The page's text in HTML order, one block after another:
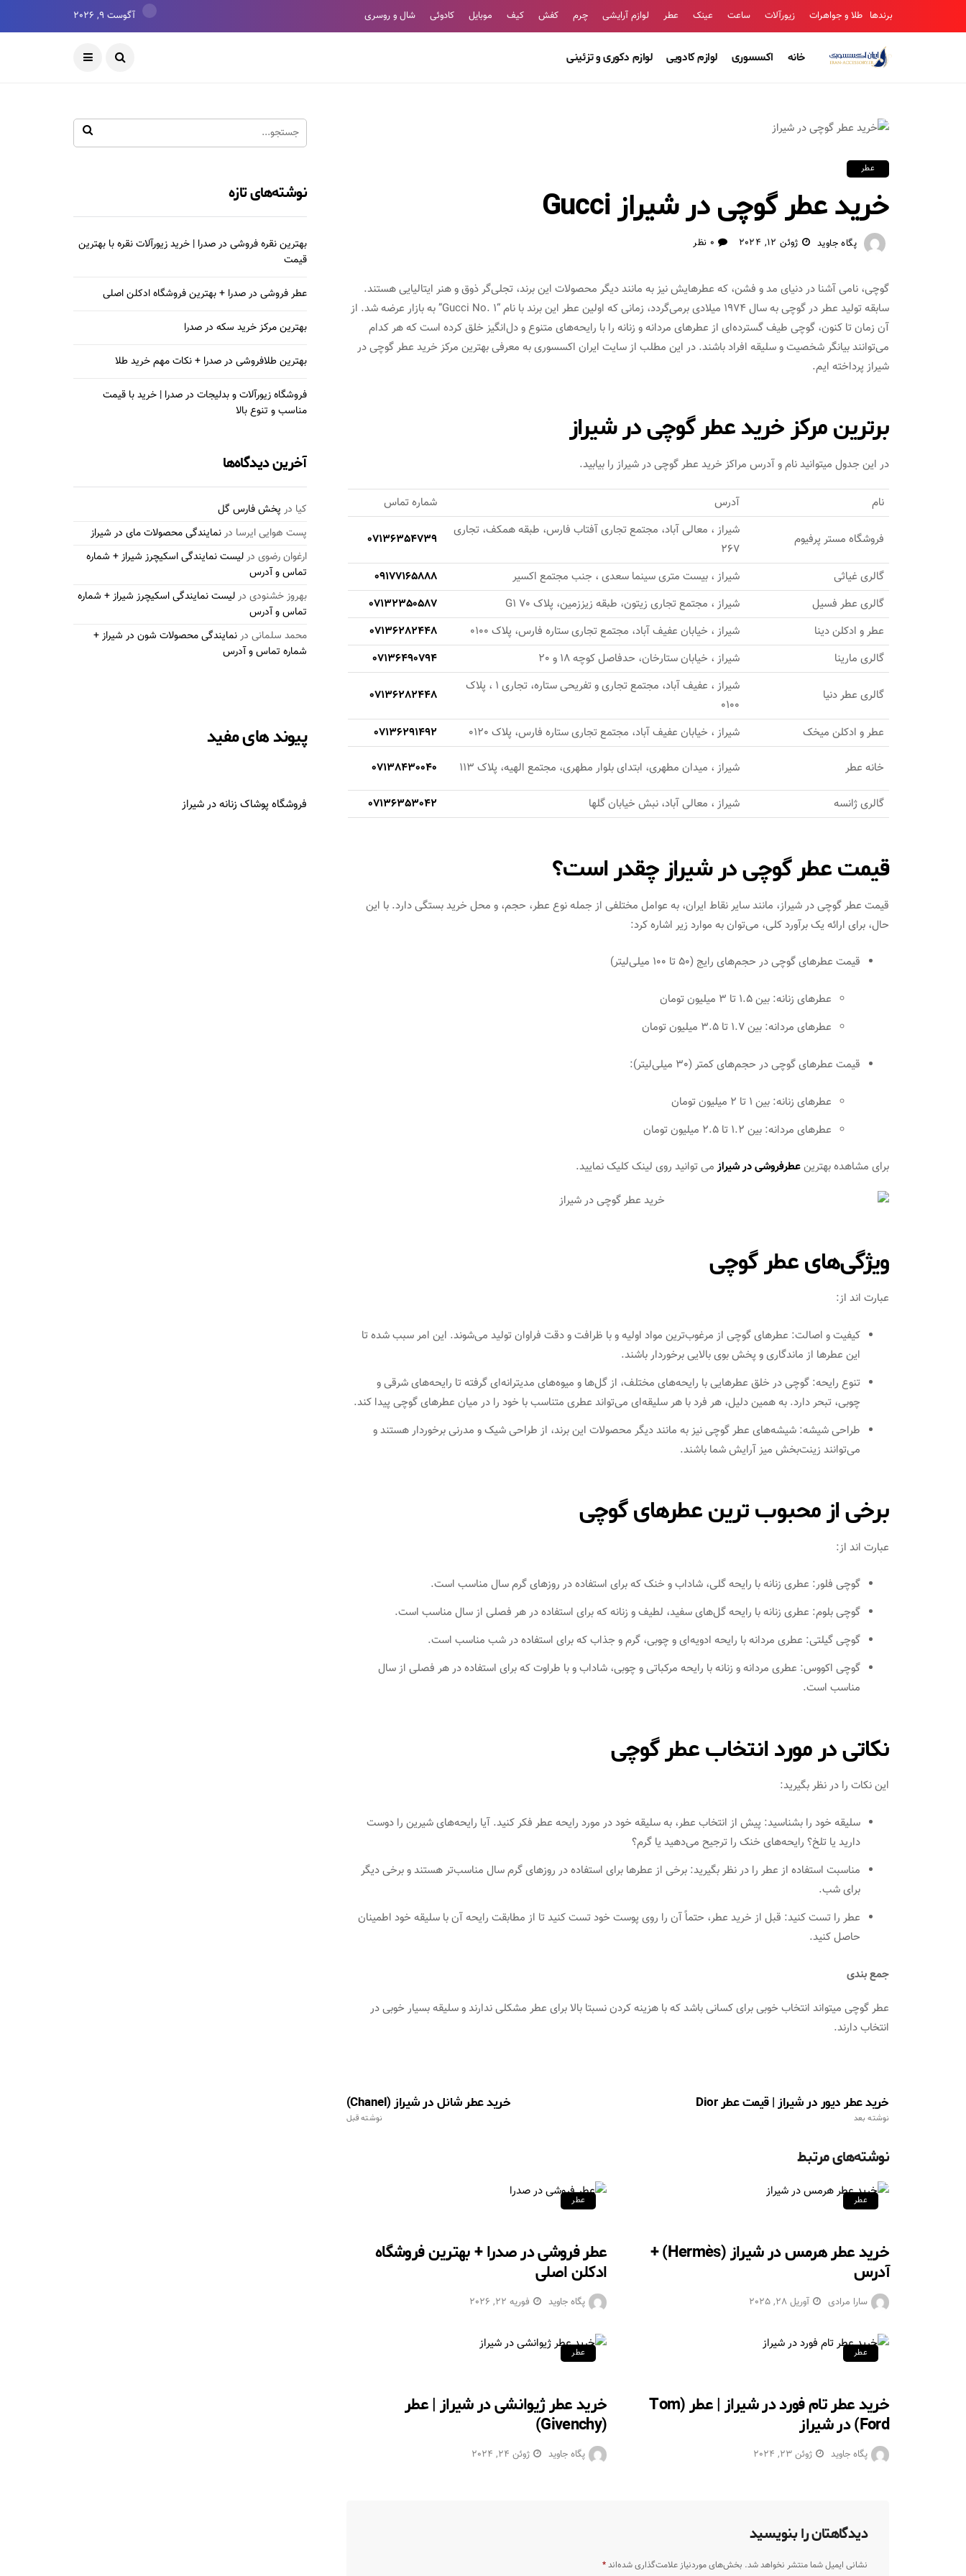
برندها طلا و جواهرات زیورآلات ساعت عینک عطر لوازم آرایشی چرم کفش کیف موبایل کادوئی شال و روسری آگوست 9, 2026
خانه اکسسوری لوازم کادویی لوازم دکوری و تزئینی
عطر
خرید عطر گوچی در شیراز Gucci
پگاه جاوید ژوئن 12, 2024 0 نظر
گوچی، نامی آشنا در دنیای مد و فشن، که عطرهایش نیز به مانند دیگر محصولات این برند، تجلی‌گر ذوق و هنر ایتالیایی هستند.
سابقه تولید عطر در گوچی به سال 1974 میلادی برمی‌گردد، زمانی که اولین عطر این برند با نام “Gucci No. 1” به بازار عرضه شد. از
آن زمان تا کنون، گوچی طیف گسترده‌ای از عطرهای مردانه و زنانه را با رایحه‌های متنوع و دل‌انگیز خلق کرده است که هر کدام
می‌توانند بیانگر شخصیت و سلیقه افراد باشند. در این مطلب از سایت ایران اکسسوری به معرفی بهترین مرکز خرید عطر گوچی در
شیراز پرداخته ایم.
برترین مرکز خرید عطر گوچی در شیراز
در این جدول میتوانید نام و آدرس مراکز خرید عطر گوچی در شیراز را بیابید.
نام آدرس شماره تماس
فروشگاه مستر پرفیوم
شیراز ، معالی آباد، مجتمع تجاری آفتاب فارس، طبقه همکف، تجاری
267
07136354739
گالری غیاثی شیراز ، بیست متری سینما سعدی ، جنب مجتمع اکسیر
09177165888
گالری عطر فسیل
شیراز ، مجتمع تجاری زیتون، طبقه زیززمین، پلاک G1 70
07132350587
عطر و ادکلن دینا
شیراز ، خیابان عفیف آباد، مجتمع تجاری ستاره فارس، پلاک 0100
07136282448
گالری مارینا
شیراز ، خیابان ستارخان، حدفاصل کوچه 18 و 20 07136490794
گالری عطر دنیا
شیراز ، عفیف آباد، مجتمع تجاری و تفریحی ستاره، تجاری 1 ، پلاک
0100
07136282448
عطر و ادکلن میخک شیراز ، خیابان عفیف آباد، مجتمع تجاری ستاره فارس، پلاک 0120 07136291492
خانه عطر شیراز ، میدان مطهری، ابتدای بلوار مطهری، مجتمع الهیه، پلاک 113 07138430040
گالری ژانسه شیراز ، معالی آباد، نبش خیابان گلها 07136353042
قیمت عطر گوچی در شیراز چقدر است؟
قیمت عطر گوچی در شیراز، مانند سایر نقاط ایران، به عوامل مختلفی از جمله نوع عطر، حجم، و محل خرید بستگی دارد. با این
حال، برای ارائه یک برآورد کلی، می‌توان به موارد زیر اشاره کرد:
قیمت عطرهای گوچی در حجم‌های رایج (50 تا 100 میلی‌لیتر)
عطرهای زنانه: بین 1.5 تا 3 میلیون تومان
عطرهای مردانه: بین 1.7 تا 3.5 میلیون تومان
قیمت عطرهای گوچی در حجم‌های کمتر (30 میلی‌لیتر):
عطرهای زنانه: بین 1 تا 2 میلیون تومان
عطرهای مردانه: بین 1.2 تا 2.5 میلیون تومان
برای مشاهده بهترینعطرفروشی در شیرازمی توانید روی لینک کلیک نمایید.
ویژگی‌های عطر گوچی
عبارت اند از:
کیفیت و اصالت: عطرهای گوچی از مرغوب‌ترین مواد اولیه و با ظرافت و دقت فراوان تولید می‌شوند. این امر سبب شده تا
این عطرها از ماندگاری و پخش بوی بالایی برخوردار باشند.
تنوع رایحه: گوچی در خلق عطرهایی با رایحه‌های مختلف، از گل‌ها و میوه‌های مدیترانه‌ای گرفته تا رایحه‌های شرقی و
چوبی، تبحر دارد. به همین دلیل، هر فرد با هر سلیقه‌ای می‌تواند عطری متناسب با خود را در میان عطرهای گوچی پیدا کند.
طراحی شیشه‌: شیشه‌های عطر گوچی نیز به مانند دیگر محصولات این برند، از طراحی شیک و مدرنی برخوردار هستند و
می‌توانند زینت‌بخش میز آرایش شما باشند.
برخی از محبوب ‌ترین عطرهای گوچی
عبارت اند از:
گوچی فلور: عطری زنانه با رایحه گلی، شاداب و خنک که برای استفاده در روزهای گرم سال مناسب است.
گوچی بلوم: عطری زنانه با رایحه گل‌های سفید، لطیف و زنانه که برای استفاده در هر فصلی از سال مناسب است.
گوچی گیلتی: عطری مردانه با رایحه ادویه‌ای و چوبی، گرم و جذاب که برای استفاده در شب مناسب است.
گوچی اکووس: عطری مردانه و زنانه با رایحه مرکباتی و چوبی، شاداب و با طراوت که برای استفاده در هر فصلی از سال
مناسب است.
نکاتی در مورد انتخاب عطر گوچی
این نکات را در نظر بگیرید:
سلیقه خود را بشناسید: پیش از انتخاب عطر، به سلیقه خود در مورد رایحه عطر فکر کنید. آیا رایحه‌های شیرین را دوست
دارید یا تلخ؟ رایحه‌های خنک را ترجیح می‌دهید یا گرم؟
مناسبت استفاده از عطر را در نظر بگیرید: برخی از عطرها برای استفاده در روزهای گرم سال مناسب‌تر هستند و برخی دیگر
برای شب.
عطر را تست کنید: قبل از خرید عطر، حتماً آن را روی پوست خود تست کنید تا از مطابقت رایحه آن با سلیقه خود اطمینان
حاصل کنید.
جمع بندی
عطر گوچی میتواند انتخاب خوبی برای کسانی باشد که با هزینه کردن نسبتا بالا برای عطر مشکلی ندارند و سلیقه بسیار خوبی در
انتخاب دارند.
خرید عطر شانل در شیراز (Chanel)
نوشته قبل
خرید عطر دیور در شیراز | قیمت عطر Dior
نوشته بعد
نوشته‌های مرتبط
عطر
عطر فروشی در صدرا + بهترین فروشگاه
ادکلن اصلی
پگاه جاوید فوریه 22, 2026
عطر
خرید عطر هرمس در شیراز (Hermès) +
آدرس
سارا مرادی آوریل 28, 2025
عطر
خرید عطر ژیوانشی در شیراز | عطر
(Givenchy)
پگاه جاوید ژوئن 24, 2024
عطر
خرید عطر تام فورد در شیراز | عطر (Tom
Ford) در شیراز
پگاه جاوید ژوئن 23, 2024
دیدگاهتان را بنویسید
نشانی ایمیل شما منتشر نخواهد شد. بخش‌های موردنیاز علامت‌گذاری شده‌اند*
نوشته‌های تازه
بهترین نقره فروشی در صدرا | خرید زیورآلات نقره با بهترین
قیمت
عطر فروشی در صدرا + بهترین فروشگاه ادکلن اصلی
بهترین مرکز خرید سکه در صدرا
بهترین طلافروشی در صدرا + نکات مهم خرید طلا
فروشگاه زیورآلات و بدلیجات در صدرا | خرید با قیمت
مناسب و تنوع بالا
آخرین دیدگاه‌ها
کیا در پخش فارس گل
پست هوایی ایرسا درنمایندگی محصولات مای در شیراز
ارغوان رضوی درلیست نمایندگی اسکیچرز شیراز + شماره
تماس و آدرس
بهروز خشنودی درلیست نمایندگی اسکیچرز شیراز + شماره
تماس و آدرس
محمد سلمانی درنمایندگی محصولات شون در شیراز +
شماره تماس و آدرس
پیوند های مفید
فروشگاه پوشاک زنانه در شیراز